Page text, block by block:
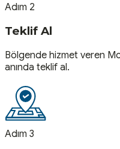
Adım 2
Teklif Al
Bölgende hizmet veren
anında teklif al.
Adım 3